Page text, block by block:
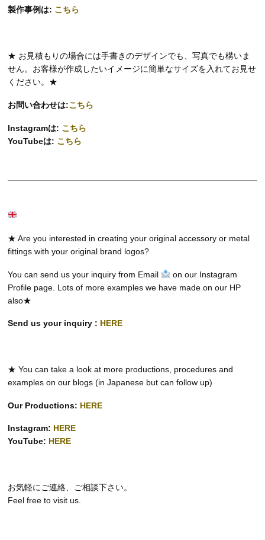
製作事例は: こちら
★ お見積もりの場合には手書きのデザインでも、写真でも構いま
せん。お客様が作成したいイメージに簡単なサイズを入れてお見せ
ください。★
お問い合わせは:こちら
Instagramは: こちら
YouTubeは: こちら
★ Are you interested in creating your original accessory or metal
fittings with your original brand logos?
You can send us your inquiry from Email
on our Instagram
Profile page. Lots of more examples we have made on our HP
also★
Send us your inquiry : HERE
★ You can take a look at more productions, procedures and
examples on our blogs (in Japanese but can follow up)
Our Productions: HERE
Instagram: HERE
YouTube: HERE
お気軽にご連絡、ご相談下さい。
Feel free to visit us.